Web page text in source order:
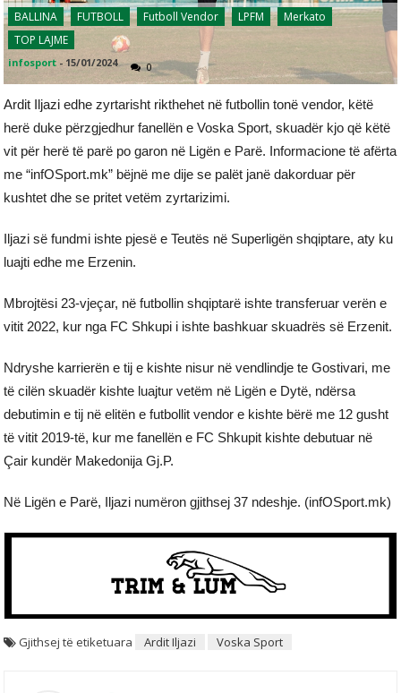
BALLINA FUTBOLL Futboll Vendor LPFM
Merkato
TOP LAJME
infosport - 15/01/2024 0
Ardit Iljazi edhe zyrtarisht rikthehet në futbollin tonë vendor, këtë
herë duke përzgjedhur fanellën e Voska Sport, skuadër kjo që këtë
vit për herë të parë po garon në Ligën e Parë. Informacione të afërta
me “infOSport.mk” bëjnë me dije se palët janë dakorduar për
kushtet dhe se pritet vetëm zyrtarizimi.
Iljazi së fundmi ishte pjesë e Teutës në Superligën shqiptare, aty ku
luajti edhe me Erzenin.
Mbrojtësi 23-vjeçar, në futbollin shqiptarë ishte transferuar verën e
vitit 2022, kur nga FC Shkupi i ishte bashkuar skuadrës së Erzenit.
Ndryshe karrierën e tij e kishte nisur në vendlindje te Gostivari, me
të cilën skuadër kishte luajtur vetëm në Ligën e Dytë, ndërsa
debutimin e tij në elitën e futbollit vendor e kishte bërë me 12 gusht
të vitit 2019-të, kur me fanellën e FC Shkupit kishte debutuar në
Çair kundër Makedonija Gj.P.
Në Ligën e Parë, Iljazi numëron gjithsej 37 ndeshje. (infOSport.mk)
Gjithsej të etiketuara Ardit Iljazi Voska Sport